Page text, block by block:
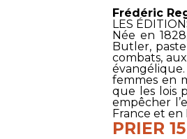
Frédéric
LES
Née en
Butler,
combats,
femmes en
que les lois
empêcher
France et en
PRIER